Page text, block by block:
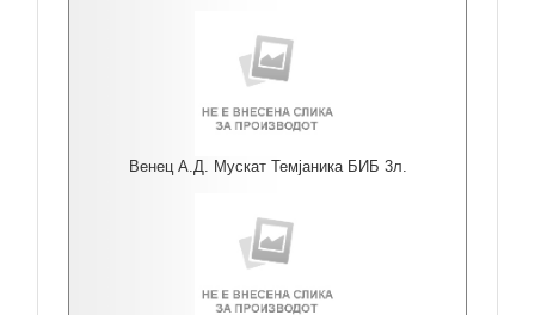
Венец А.Д. Мускат Темјаника БИБ 3л.